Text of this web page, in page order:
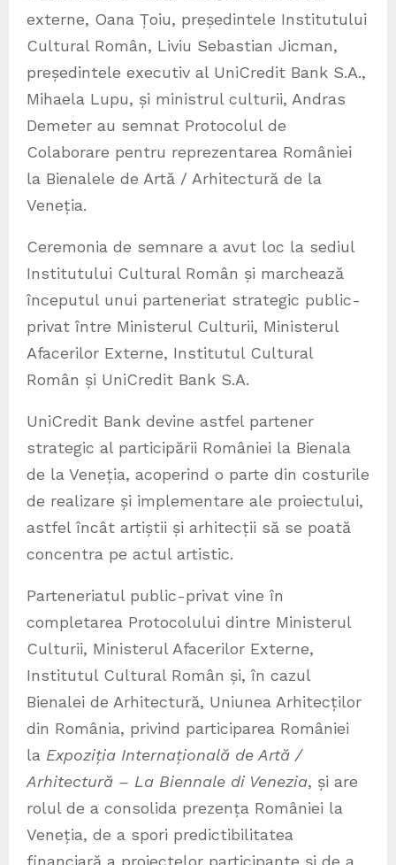
externe, Oana Țoiu, președintele Institutului
Cultural Român, Liviu Sebastian Jicman,
președintele executiv al UniCredit Bank S.A.,
Mihaela Lupu, și ministrul culturii, Andras
Demeter au semnat Protocolul de
Colaborare pentru reprezentarea României
la Bienalele de Artă / Arhitectură de la
Veneția.
Ceremonia de semnare a avut loc la sediul
Institutului Cultural Român și marchează
începutul unui parteneriat strategic public-
privat între Ministerul Culturii, Ministerul
Afacerilor Externe, Institutul Cultural
Român și UniCredit Bank S.A.
UniCredit Bank devine astfel partener
strategic al participării României la Bienala
de la Veneția, acoperind o parte din costurile
de realizare și implementare ale proiectului,
astfel încât artiștii și arhitecții să se poată
concentra pe actul artistic.
Parteneriatul public-privat vine în
completarea Protocolului dintre Ministerul
Culturii, Ministerul Afacerilor Externe,
Institutul Cultural Român și, în cazul
Bienalei de Arhitectură, Uniunea Arhitecților
din România, privind participarea României
la Expoziția Internațională de Artă /
Arhitectură – La Biennale di Venezia, și are
rolul de a consolida prezența României la
Veneția, de a spori predictibilitatea
financiară a proiectelor participante și de a